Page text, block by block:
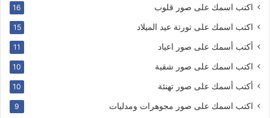
اكتب اسمك على صور قلوب 16
اكتب اسمك على تورتة عيد الميلاد 15
أكتب أسمك على صور اعياد 11
اكتب اسمك على صور شقية 10
أكتب أسمك على صور تهنئة 10
اكتب اسمك على صور مجوهرات ومدليات 9